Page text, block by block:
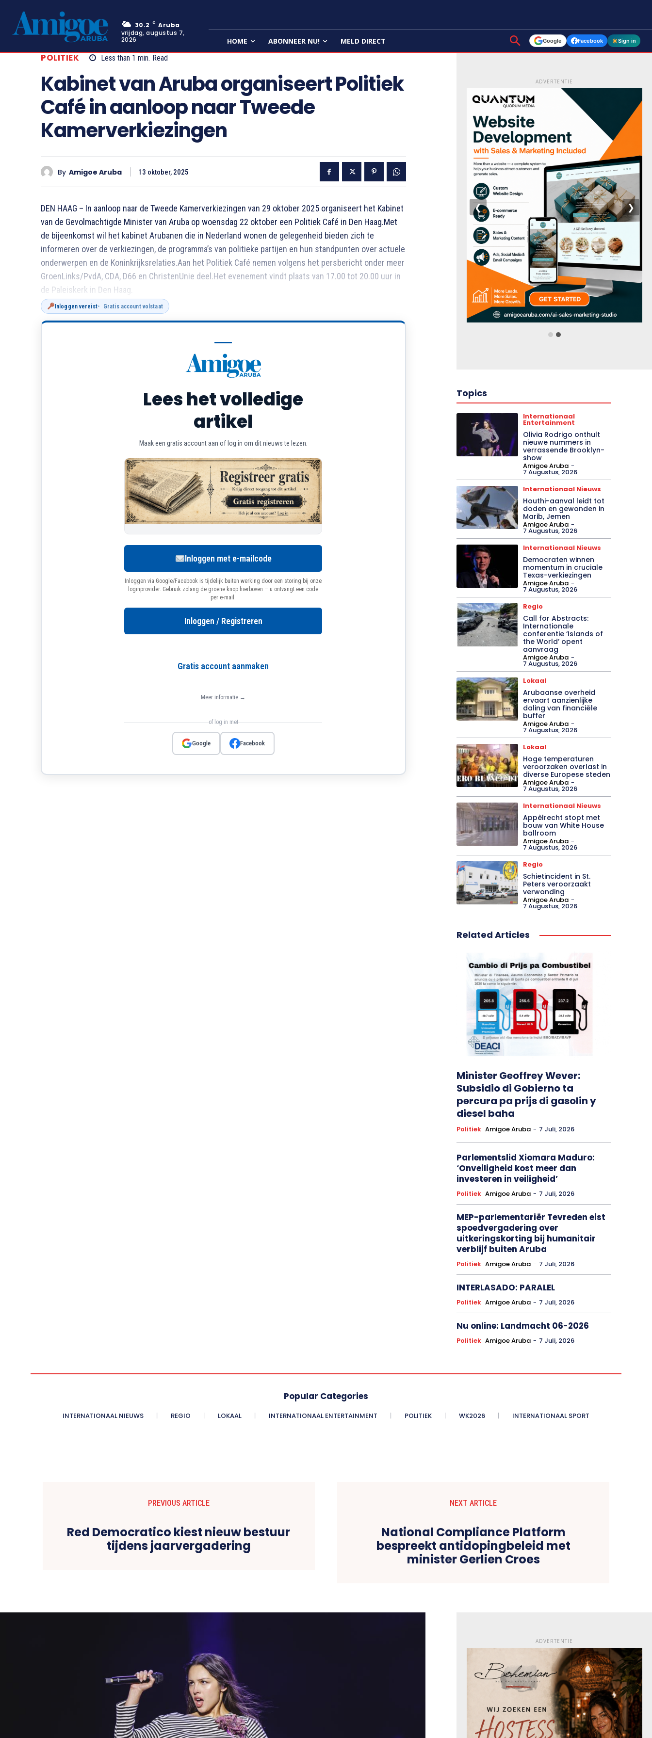
30.2 C Aruba
vrijdag, augustus 7,
2026
HOME ABONNEER NU! MELD DIRECT Google Facebook Sign in
POLITIEK Less than 1 min. Read
Kabinet van Aruba organiseert Politiek
Café in aanloop naar Tweede
Kamerverkiezingen
By Amigoe Aruba 13 oktober, 2025
DEN HAAG – In aanloop naar de Tweede Kamerverkiezingen van 29 oktober 2025 organiseert het Kabinet
van de Gevolmachtigde Minister van Aruba op woensdag 22 oktober een Politiek Café in Den Haag.Met
de bijeenkomst wil het kabinet Arubanen die in Nederland wonen de gelegenheid bieden zich te
informeren over de verkiezingen, de programma’s van politieke partijen en hun standpunten over actuele
onderwerpen en de Koninkrijksrelaties.Aan het Politiek Café nemen volgens het persbericht onder meer
GroenLinks/PvdA, CDA, D66 en ChristenUnie deel.Het evenement vindt plaats van 17.00 tot 20.00 uur in
de Paleiskerk in Den Haag.
Inloggen vereist Gratis account volstaat
Lees het volledige
artikel
Maak een gratis account aan of log in om dit nieuws te lezen.
Inloggen met e-mailcode
Inloggen via Google/Facebook is tijdelijk buiten werking door een storing bij onze
loginprovider. Gebruik zolang de groene knop hierboven — u ontvangt een code
per e-mail.
Inloggen / Registreren
Gratis account aanmaken
Meer informatie →
of log in met
Google Facebook
ADVERTENTIE
❮ ❯
Topics
Internationaal
Entertainment
Olivia Rodrigo onthult
nieuwe nummers in
verrassende Brooklyn-
show
Amigoe Aruba -
7 Augustus, 2026
Internationaal Nieuws
Houthi-aanval leidt tot
doden en gewonden in
Marib, Jemen
Amigoe Aruba -
7 Augustus, 2026
Internationaal Nieuws
Democraten winnen
momentum in cruciale
Texas-verkiezingen
Amigoe Aruba -
7 Augustus, 2026
Regio
Call for Abstracts:
Internationale
conferentie ‘Islands of
the World’ opent
aanvraag
Amigoe Aruba -
7 Augustus, 2026
Lokaal
Arubaanse overheid
ervaart aanzienlijke
daling van financiële
buffer
Amigoe Aruba -
7 Augustus, 2026
Lokaal
Hoge temperaturen
veroorzaken overlast in
diverse Europese steden
Amigoe Aruba -
7 Augustus, 2026
Internationaal Nieuws
Appèlrecht stopt met
bouw van White House
ballroom
Amigoe Aruba -
7 Augustus, 2026
Regio
Schietincident in St.
Peters veroorzaakt
verwonding
Amigoe Aruba -
7 Augustus, 2026
Related Articles
Minister Geoffrey Wever:
Subsidio di Gobierno ta
percura pa prijs di gasolin y
diesel baha
Politiek Amigoe Aruba - 7 Juli, 2026
Parlementslid Xiomara Maduro:
‘Onveiligheid kost meer dan
investeren in veiligheid’
Politiek Amigoe Aruba - 7 Juli, 2026
MEP-parlementariër Tevreden eist
spoedvergadering over
uitkeringskorting bij humanitair
verblijf buiten Aruba
Politiek Amigoe Aruba - 7 Juli, 2026
INTERLASADO: PARALEL
Politiek Amigoe Aruba - 7 Juli, 2026
Nu online: Landmacht 06-2026
Politiek Amigoe Aruba - 7 Juli, 2026
Popular Categories
INTERNATIONAAL NIEUWS REGIO LOKAAL INTERNATIONAAL ENTERTAINMENT POLITIEK WK2026 INTERNATIONAAL SPORT
PREVIOUS ARTICLE
Red Democratico kiest nieuw bestuur
tijdens jaarvergadering
NEXT ARTICLE
National Compliance Platform
bespreekt antidopingbeleid met
minister Gerlien Croes